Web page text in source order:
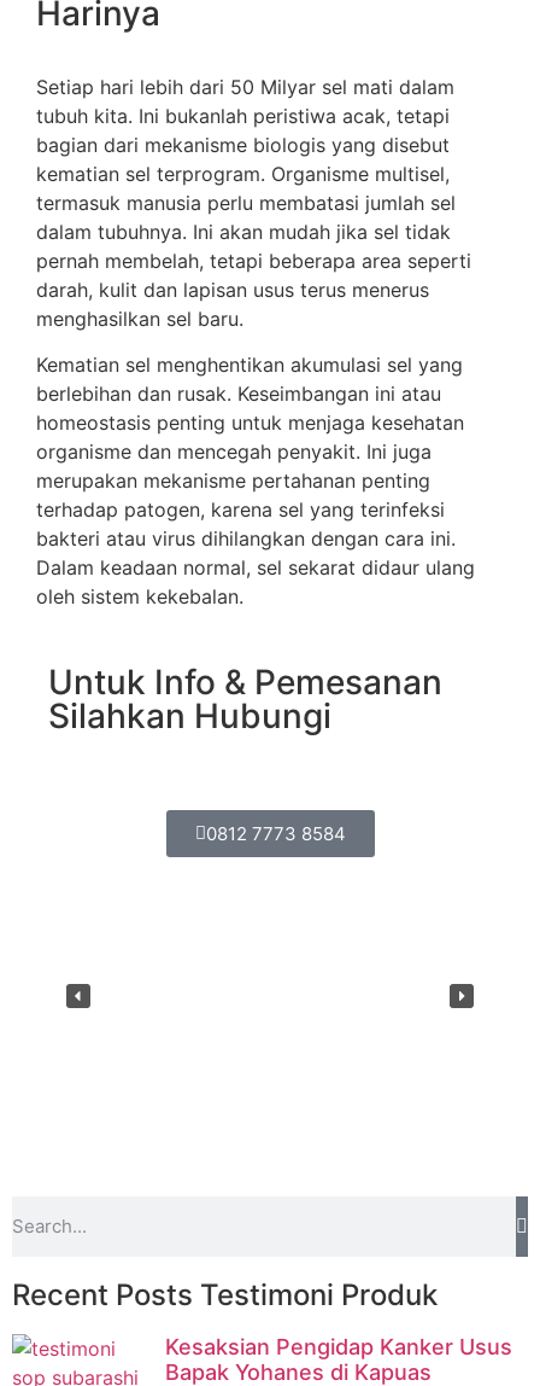
Harinya
Setiap hari lebih dari 50 Milyar sel mati dalam
tubuh kita. Ini bukanlah peristiwa acak, tetapi
bagian dari mekanisme biologis yang disebut
kematian sel terprogram. Organisme multisel,
termasuk manusia perlu membatasi jumlah sel
dalam tubuhnya. Ini akan mudah jika sel tidak
pernah membelah, tetapi beberapa area seperti
darah, kulit dan lapisan usus terus menerus
menghasilkan sel baru.
Kematian sel menghentikan akumulasi sel yang
berlebihan dan rusak. Keseimbangan ini atau
homeostasis penting untuk menjaga kesehatan
organisme dan mencegah penyakit. Ini juga
merupakan mekanisme pertahanan penting
terhadap patogen, karena sel yang terinfeksi
bakteri atau virus dihilangkan dengan cara ini.
Dalam keadaan normal, sel sekarat didaur ulang
oleh sistem kekebalan.
Untuk Info & Pemesanan
Silahkan Hubungi
0812 7773 8584
Recent Posts Testimoni Produk
Kesaksian Pengidap Kanker Usus
Bapak Yohanes di Kapuas